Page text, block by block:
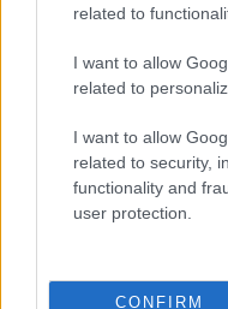
related to
I want to allow
related to
I want to allow
related to security,
functionality and
user protection.
CONFIRM
παρεξηγήσεων,
εντολή της τότε
,
του παρείχε
ζήτησε.
Η κυρία Δούρου
συνέντευξη